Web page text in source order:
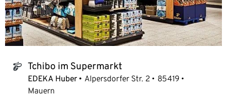
tchibo_logo Tchibo im Supermarkt
EDEKA Huber Alpersdorfer Str. 2
85419
Mauern